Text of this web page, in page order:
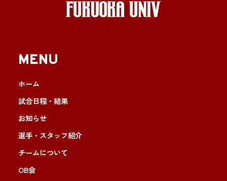
MENU
ホーム
試合日程・結果
お知らせ
選手・スタッフ紹介
チームについて
OB会